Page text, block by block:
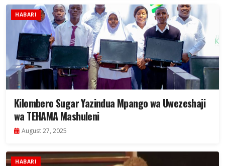
HABARI
Kilombero Sugar Yazindua Mpango wa Uwezeshaji
wa TEHAMA Mashuleni
August 27, 2025
HABARI